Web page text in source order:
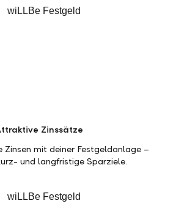
Zinssätze
Zinsen mit deiner Festgeldanlage –
und langfristige Sparziele.